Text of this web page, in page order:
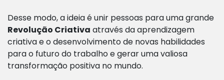
Desse modo, a ideia é unir pessoas para uma grande
Revolução Criativa através da aprendizagem
criativa e o desenvolvimento de novas habilidades
para o futuro do trabalho e gerar uma valiosa
transformação positiva no mundo.